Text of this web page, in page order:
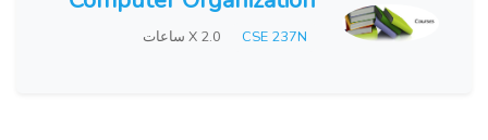
CSE 237N X 2.0 ساعات